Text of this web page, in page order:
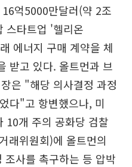
억5000만달러(약 2조
스타트업 '헬리온
에너지 구매 계약을 체
받고 있다. 올트먼과 브
은 "해당 의사결정 과정
다"고 항변했으나, 미
10개 주의 공화당 검찰
래위원회)에 올트먼의
사를 촉구하는 등 압박